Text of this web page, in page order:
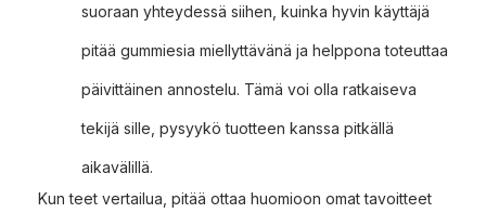
suoraan yhteydessä siihen, kuinka hyvin käyttäjä
pitää gummiesia miellyttävänä ja helppona toteuttaa
päivittäinen annostelu. Tämä voi olla ratkaiseva
tekijä sille, pysyykö tuotteen kanssa pitkällä
aikavälillä.
Kun teet vertailua, pitää ottaa huomioon omat tavoitteet